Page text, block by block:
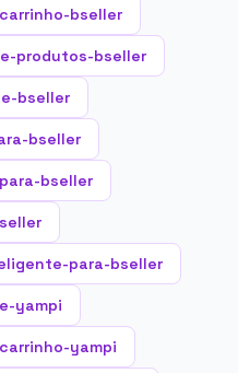
bseller
produtos-bseller
bseller
bseller
bseller
para-bseller
yampi
yampi